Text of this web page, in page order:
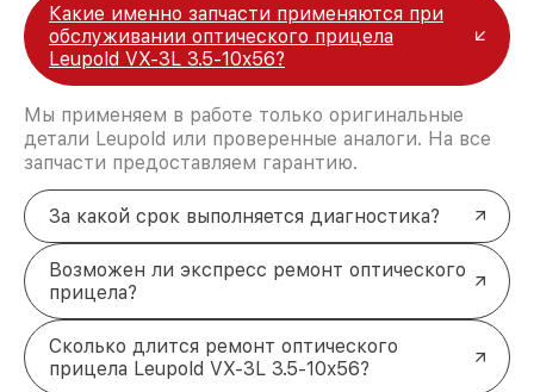
Какие именно запчасти применяются при
обслуживании оптического прицела
Leupold VX-3L 3.5-10x56?
Мы применяем в работе только оригинальные
детали Leupold или проверенные аналоги. На все
запчасти предоставляем гарантию.
За какой срок выполняется диагностика?
Возможен ли экспресс ремонт оптического
прицела?
Сколько длится ремонт оптического
прицела Leupold VX-3L 3.5-10x56?